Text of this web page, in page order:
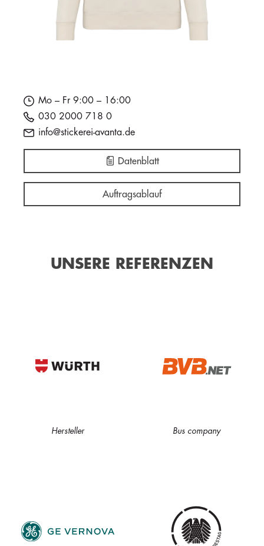
Mo – Fr 9:00 – 16:00
030 2000 718 0
info@stickerei-avanta.de
Datenblatt
Auftragsablauf
UNSERE REFERENZEN
Hersteller Bus company